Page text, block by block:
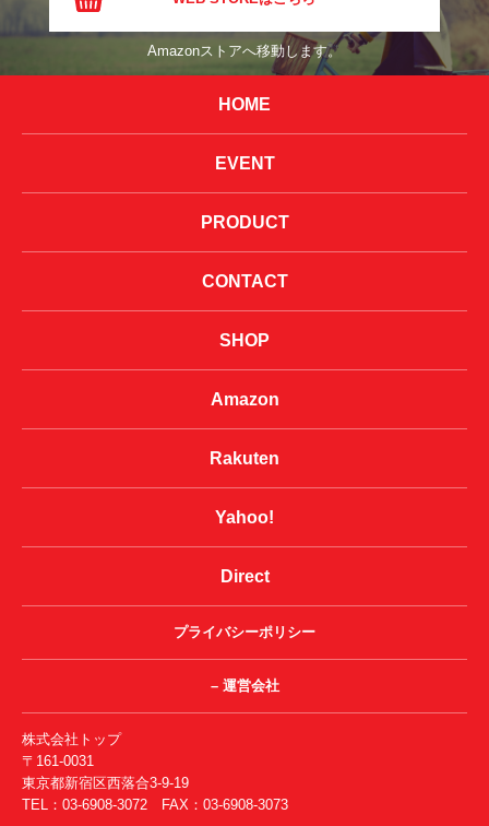
Amazonストアへ移動します。
HOME
EVENT
PRODUCT
CONTACT
SHOP
Amazon
Rakuten
Yahoo!
Direct
プライバシーポリシー
– 運営会社
株式会社トップ
〒161-0031
東京都新宿区西落合3-9-19
TEL：03-6908-3072 FAX：03-6908-3073